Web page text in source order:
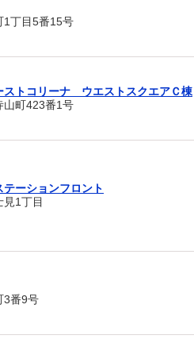
1丁目5番15号
ストコリーナ ウエストスクエアＣ棟
山町423番1号
ーションフロント
1丁目
3番9号